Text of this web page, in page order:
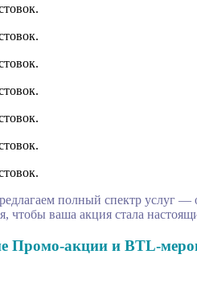
полный спектр
ваша акция стала
Промо-акции и BTL-